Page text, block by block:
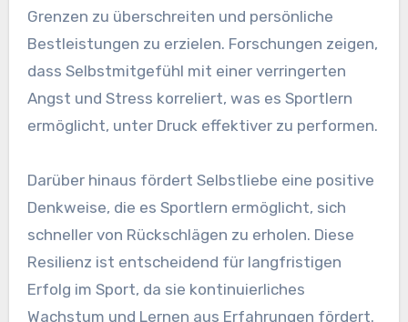
Grenzen zu überschreiten und persönliche
Bestleistungen zu erzielen. Forschungen zeigen,
dass Selbstmitgefühl mit einer verringerten
Angst und Stress korreliert, was es Sportlern
ermöglicht, unter Druck effektiver zu performen.
Darüber hinaus fördert Selbstliebe eine positive
Denkweise, die es Sportlern ermöglicht, sich
schneller von Rückschlägen zu erholen. Diese
Resilienz ist entscheidend für langfristigen
Erfolg im Sport, da sie kontinuierliches
Wachstum und Lernen aus Erfahrungen fördert.